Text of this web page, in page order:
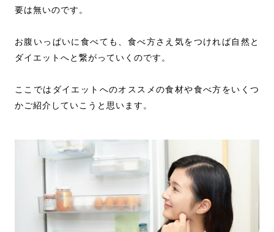
要は無いのです。
お腹いっぱいに食べても、食べ方さえ気をつければ自然と
ダイエットへと繋がっていくのです。
ここではダイエットへのオススメの食材や食べ方をいくつ
かご紹介していこうと思います。